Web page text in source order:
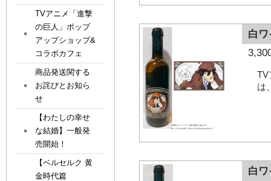
白
TV
は
白
TVアニメ「進撃
の巨人」ポップ
アップショップ&
コラボカフェ
商品発送関する
お詫びとお知ら
せ
【わたしの幸せ
な結婚】一般発
売開始！
【ベルセルク 黄
金時代篇